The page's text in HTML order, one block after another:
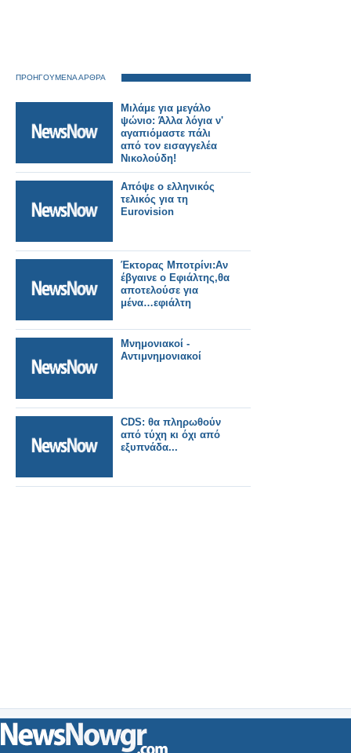
ΠΡΟΗΓΟΥΜΕΝΑ ΑΡΘΡΑ
Μιλάμε για μεγάλο
ψώνιο: Άλλα λόγια ν'
αγαπιόμαστε πάλι
από τον εισαγγελέα
Νικολούδη!
Απόψε ο ελληνικός
τελικός για τη
Eurovision
Έκτορας Μποτρίνι:Aν
έβγαινε ο Εφιάλτης,θα
αποτελούσε για
μένα…εφιάλτη
Μνημονιακοί -
Αντιμνημονιακοί
CDS: θα πληρωθούν
από τύχη κι όχι από
εξυπνάδα...